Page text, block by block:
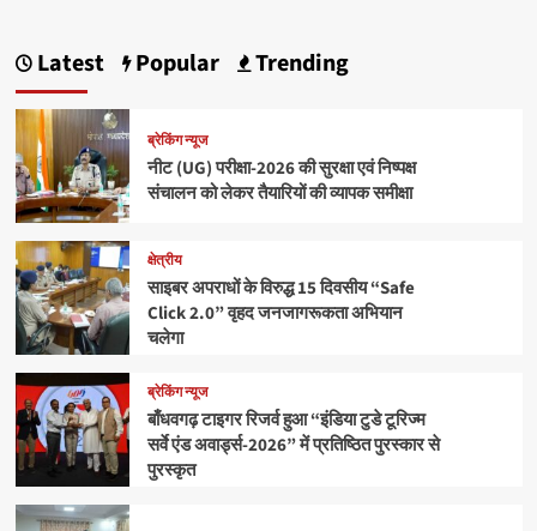
Latest Popular Trending
ब्रेकिंग न्यूज
नीट (UG) परीक्षा-2026 की सुरक्षा एवं निष्पक्ष
संचालन को लेकर तैयारियों की व्यापक समीक्षा
क्षेत्रीय
साइबर अपराधों के विरुद्ध 15 दिवसीय “Safe
Click 2.0” वृहद जनजागरूकता अभियान
चलेगा
ब्रेकिंग न्यूज
बाँधवगढ़ टाइगर रिजर्व हुआ “इंडिया टुडे टूरिज्म
सर्वे एंड अवार्ड्स-2026” में प्रतिष्ठित पुरस्कार से
पुरस्कृत